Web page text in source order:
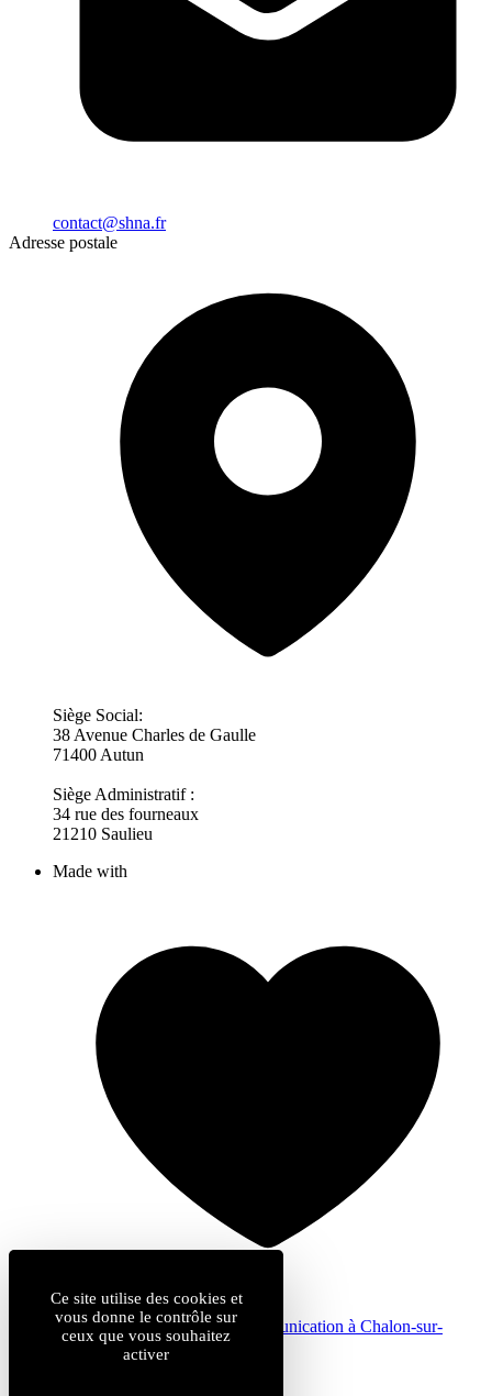
contact@shna.fr
Adresse postale
Siège Social:
38 Avenue Charles de Gaulle
71400 Autun
Siège Administratif :
34 rue des fourneaux
21210 Saulieu
Made with
byCom & cie : agence de communication à Chalon-sur-
Saône
Mentions légales
Ce site utilise des cookies et
vous donne le contrôle sur
ceux que vous souhaitez
activer